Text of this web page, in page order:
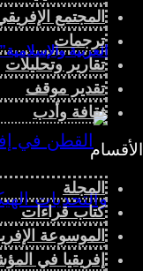
العربية والإسلامية”
المجتمع
ترجمات
تقارير وتحليلات
تقدير موقف
ثقافة وأدب
الأقسام
المجلة
كتاب قراءات
الموسوعة
إفريقيا في